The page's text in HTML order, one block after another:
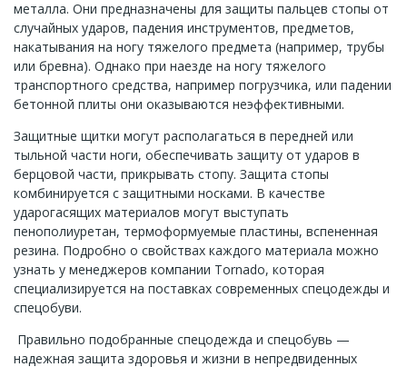
металла. Они предназначены для защиты пальцев стопы от
случайных ударов, падения инструментов, предметов,
накатывания на ногу тяжелого предмета (например, трубы
или бревна). Однако при наезде на ногу тяжелого
транспортного средства, например погрузчика, или падении
бетонной плиты они оказываются неэффективными.
Защитные щитки могут располагаться в передней или
тыльной части ноги, обеспечивать защиту от ударов в
берцовой части, прикрывать стопу. Защита стопы
комбинируется с защитными носками. В качестве
ударогасящих материалов могут выступать
пенополиуретан, термоформуемые пластины, вспененная
резина. Подробно о свойствах каждого материала можно
узнать у менеджеров компании Tornado, которая
специализируется на поставках современных спецодежды и
спецобуви.
Правильно подобранные спецодежда и спецобувь —
надежная защита здоровья и жизни в непредвиденных